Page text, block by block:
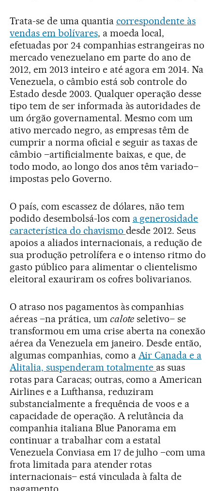
Trata-se de uma quantia correspondente às
vendas em bolívares, a moeda local,
efetuadas por 24 companhias estrangeiras no
mercado venezuelano em parte do ano de
2012, em 2013 inteiro e até agora em 2014. Na
Venezuela, o câmbio está sob controle do
Estado desde 2003. Qualquer operação desse
tipo tem de ser informada às autoridades de
um órgão governamental. Mesmo com um
ativo mercado negro, as empresas têm de
cumprir a norma oficial e seguir as taxas de
câmbio –artificialmente baixas, e que, de
todo modo, ao longo dos anos têm variado–
impostas pelo Governo.
O país, com escassez de dólares, não tem
podido desembolsá-los com a generosidade
característica do chavismo desde 2012. Seus
apoios a aliados internacionais, a redução de
sua produção petrolífera e o intenso ritmo do
gasto público para alimentar o clientelismo
eleitoral exauriram os cofres bolivarianos.
O atraso nos pagamentos às companhias
aéreas –na prática, um calote seletivo– se
transformou em uma crise aberta na conexão
aérea da Venezuela em janeiro. Desde então,
algumas companhias, como a Air Canada e a
Alitalia, suspenderam totalmente as suas
rotas para Caracas; outras, como a American
Airlines e a Lufthansa, reduziram
substancialmente a frequência de voos e a
capacidade de operação. A relutância da
companhia italiana Blue Panorama em
continuar a trabalhar com a estatal
Venezuela Conviasa em 17 de julho –com uma
frota limitada para atender rotas
internacionais– está vinculada à falta de
pagamento.